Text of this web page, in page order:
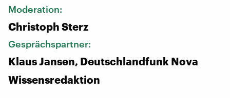
Moderation:
Christoph Sterz
Gesprächspartner:
Klaus Jansen, Deutschlandfunk Nova
Wissensredaktion